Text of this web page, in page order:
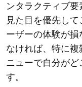
ンタラクティブ要
見た目を優先し
ーザーの体験が
なければ、特に
ニューで自分がど
す。